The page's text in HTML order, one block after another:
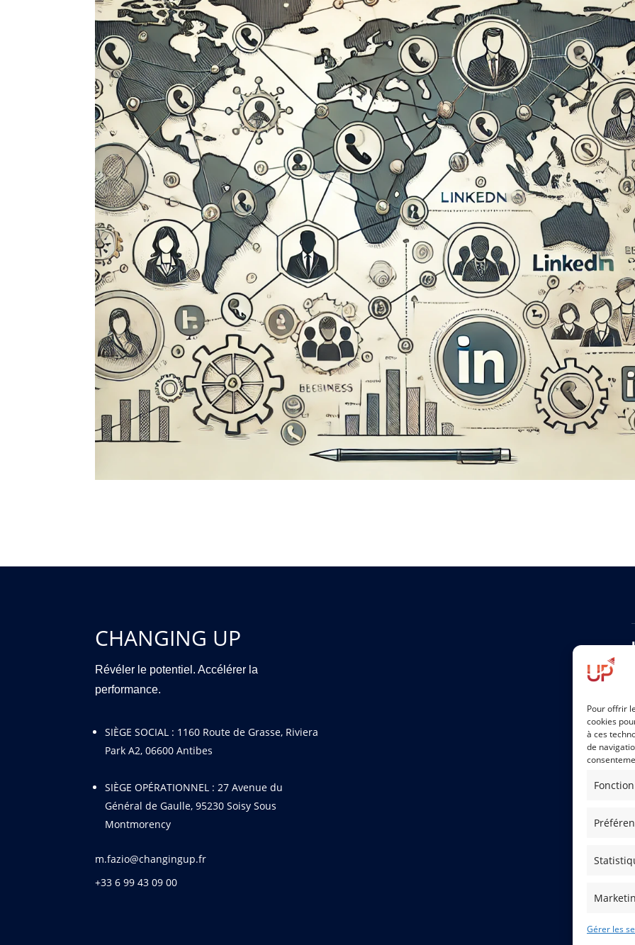
Pour offrir
cookies
à ces
de
Gérer les
CHANGING UP
Révéler le potentiel. Accélérer la
performance.
SIÈGE SOCIAL : 1160 Route de Grasse, Riviera
Park A2, 06600 Antibes
SIÈGE OPÉRATIONNEL : 27 Avenue du
Général de Gaulle, 95230 Soisy Sous
Montmorency
m.fazio@changingup.fr
+33 6 99 43 09 00